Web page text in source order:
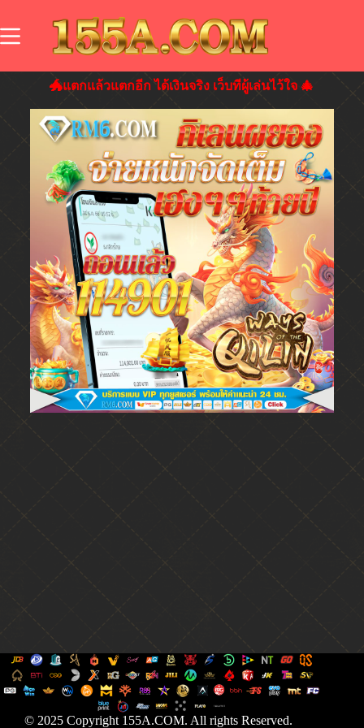
🐲แตกแล้วแตกอีก ได้เงินจริง เว็บทีผู้เล่นไว้ใจ 🎄
© 2025 Copyright 155A.COM. All rights Reserved.